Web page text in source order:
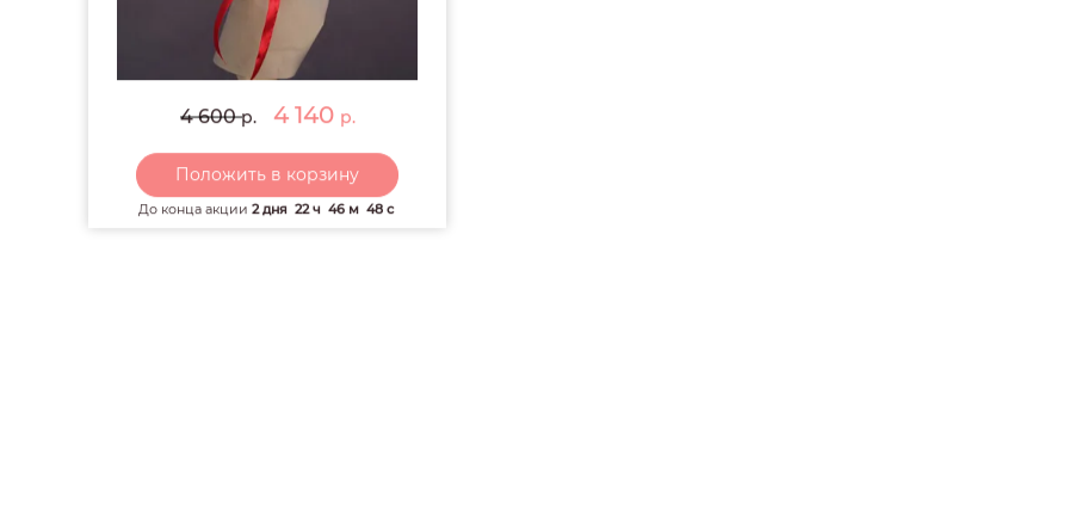
РЕКОМЕНДУЕМ
4 600р. 4 140 р.
Положить в корзину
До конца акции 2 дня 22 ч 46 м 47 с